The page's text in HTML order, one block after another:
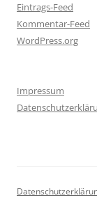
Eintrags-Feed
Kommentar-Feed
WordPress.org
Impressum